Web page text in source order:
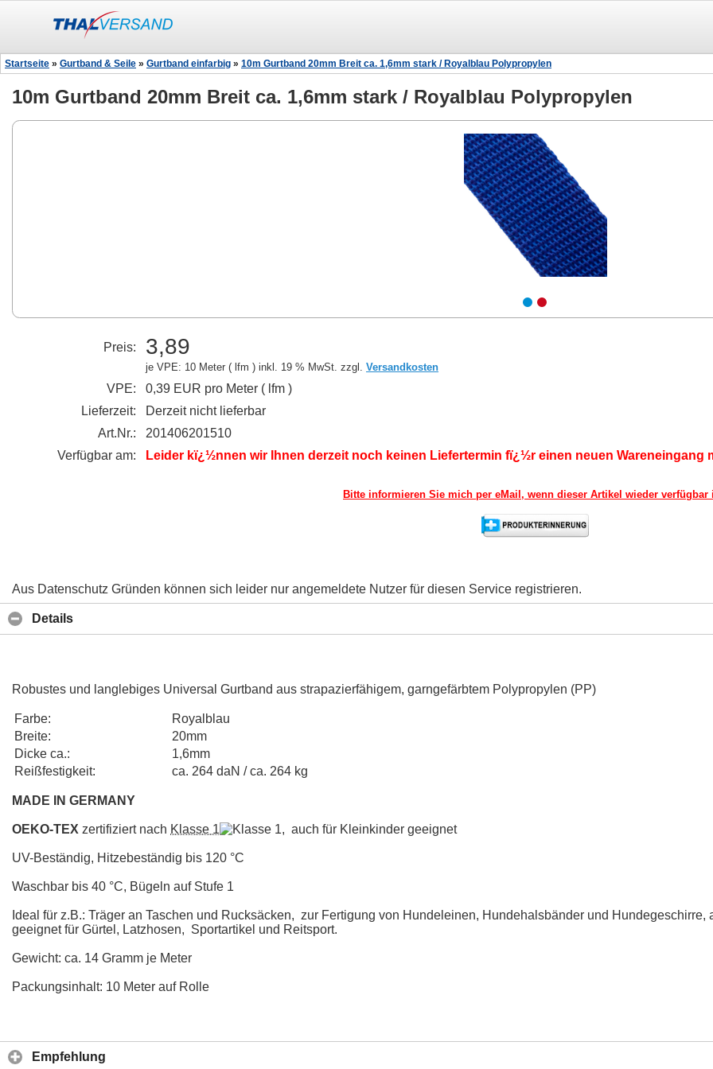
Startseite » Gurtband & Seile » Gurtband einfarbig » 10m Gurtband 20mm Breit ca. 1,6mm stark / Royalblau Polypropylen
10m Gurtband 20mm Breit ca. 1,6mm stark / Royalblau Polypropylen
Preis: 3,89
je VPE: 10 Meter ( lfm ) inkl. 19 % MwSt. zzgl. Versandkosten
VPE:
0,39 EUR pro Meter ( lfm )
Lieferzeit:
Derzeit nicht lieferbar
Art.Nr.:
201406201510
Verfügbar am:
Leider kï¿½nnen wir Ihnen derzeit noch keinen Liefertermin fï¿½r einen neuen Wareneingang
Bitte informieren Sie mich per eMail, wenn dieser Artikel wieder verfügbar
Aus Datenschutz Gründen können sich leider nur angemeldete Nutzer für diesen Service registrieren.
Details
Robustes und langlebiges Universal Gurtband aus strapazierfähigem, garngefärbtem Polypropylen (PP)
Farbe:
Royalblau
Breite:
20mm
Dicke ca.:
1,6mm
Reißfestigkeit:
ca. 264 daN / ca. 264 kg
MADE IN GERMANY
OEKO-TEX zertifiziert nach Klasse 1 , auch für Kleinkinder geeignet
UV-Beständig, Hitzebeständig bis 120 °C
Waschbar bis 40 °C, Bügeln auf Stufe 1
Ideal für z.B.: Träger an Taschen und Rucksäcken, zur Fertigung von Hundeleinen, Hundehalsbänder und
geeignet für Gürtel, Latzhosen, Sportartikel und Reitsport.
Gewicht: ca. 14 Gramm je Meter
Packungsinhalt: 10 Meter auf Rolle
Empfehlung